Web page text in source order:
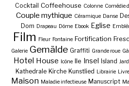
Cocktail Coffeehouse Colonne Comédie
Couple mythique Céramique Danse
Dom Drapeau Dôme Ebook Eglise
Film Fleur Fontaine Fortification
Galerie Gemälde Graffiti Grande roue
Hotel House Icône Ile Insel Island
Kathedrale Kirche Kunstlied Librairie Livre
Maison Maladie infectieuse Manuscript